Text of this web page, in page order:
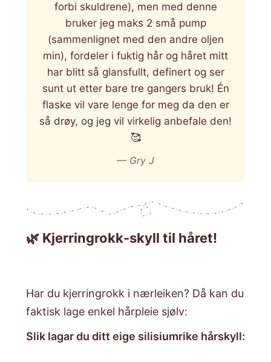
forbi skuldrene), men med denne
bruker jeg maks 2 små pump
(sammenlignet med den andre oljen
min), fordeler i fuktig hår og håret mitt
har blitt så glansfullt, definert og ser
sunt ut etter bare tre gangers bruk! Én
flaske vil vare lenge for meg da den er
så drøy, og jeg vil virkelig anbefale den!
🥰
— Gry J
🌿 Kjerringrokk-skyll til håret!
Har du kjerringrokk i nærleiken? Då kan du
faktisk lage enkel hårpleie sjølv:
Slik lagar du ditt eige silisiumrike hårskyll: